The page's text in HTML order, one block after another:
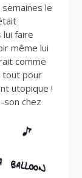
semaines le
lui faire
même lui
comme
tout pour
utopique !
son chez